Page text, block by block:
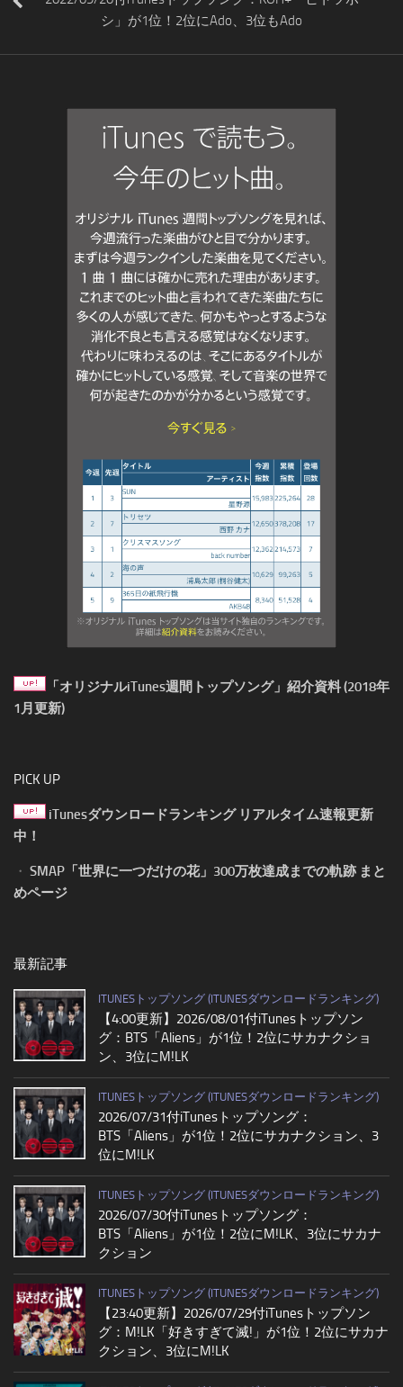
シ」が1位！2位にAdo、3位もAdo
「オリジナルiTunes週間トップソング」紹介資料 (2018年
1月更新)
PICK UP
iTunesダウンロードランキング リアルタイム速報更新
中！
・ SMAP「世界に一つだけの花」300万枚達成までの軌跡 まと
めページ
最新記事
ITUNESトップソング (ITUNESダウンロードランキング)
【4:00更新】2026/08/01付iTunesトップソン
グ：BTS「Aliens」が1位！2位にサカナクショ
ン、3位にM!LK
ITUNESトップソング (ITUNESダウンロードランキング)
2026/07/31付iTunesトップソング：
BTS「Aliens」が1位！2位にサカナクション、3
位にM!LK
ITUNESトップソング (ITUNESダウンロードランキング)
2026/07/30付iTunesトップソング：
BTS「Aliens」が1位！2位にM!LK、3位にサカナ
クション
ITUNESトップソング (ITUNESダウンロードランキング)
【23:40更新】2026/07/29付iTunesトップソン
グ：M!LK「好きすぎて滅!」が1位！2位にサカナ
クション、3位にM!LK